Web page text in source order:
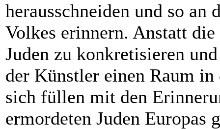
herausschneiden und so an
Volkes erinnern. Anstatt
Juden zu konkretisieren
der Künstler einen Raum
sich füllen mit den
ermordeten Juden Europas